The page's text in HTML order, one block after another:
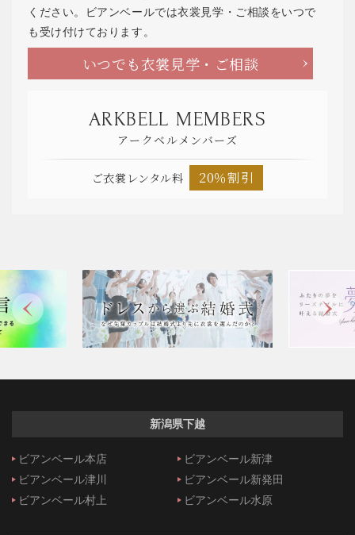
ください。ビアンベールでは衣裳見学・ご相談をいつで
も受け付けております。
いつでも衣裳見学・ご相談
ARKBELL MEMBERS
アークベルメンバーズ
ご衣裳レンタル料 20％割引
新潟県下越
ビアンベール本店
ビアンベール新津
ビアンベール津川
ビアンベール新発田
ビアンベール村上
ビアンベール水原